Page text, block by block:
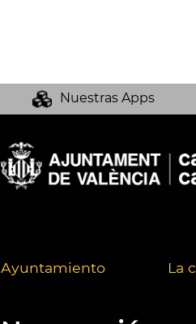
Nuestras Apps
Ayuntamiento La